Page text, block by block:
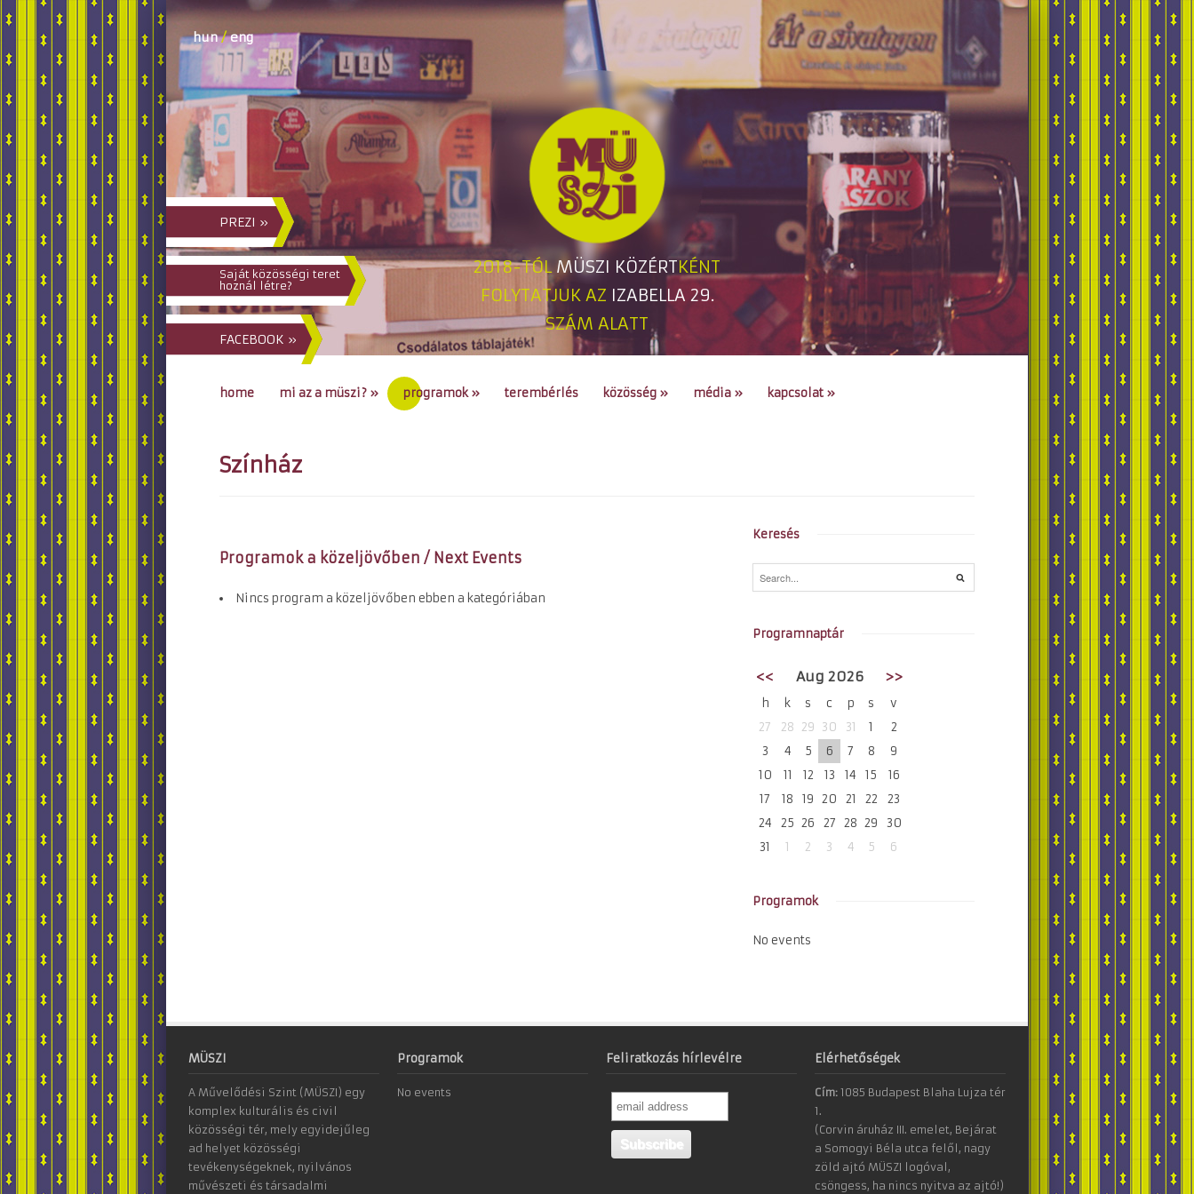
2018-TÓL MÜSZI KÖZÉRTKÉNT
FOLYTATJUK AZ IZABELLA 29.
SZÁM ALATT
hun/eng
PREZI »
Saját közösségi teret
hoznál létre?
FACEBOOK »
home mi az a müszi? » programok» terembérlés közösség » média » kapcsolat »
Színház
Programok a közeljövőben / Next Events
Nincs program a közeljövőben ebben a kategóriában
Keresés
Programnaptár
<< Aug 2026 >>
h k s c p s
v
27
28 29 30 31 1
2
3
4 5 6 7 8
9
10
11 12 13 14 15
16
17
18 19 20 21 22
23
24
25 26 27 28 29
30
31
1 2 3 4 5 6
Programok
No events
MÜSZI
A Művelődési Szint (MÜSZI) egy
komplex kulturális és civil
közösségi tér, mely egyidejűleg
ad helyet közösségi
tevékenységeknek, nyilvános
művészeti és társadalmi
Programok
No events
Feliratkozás hírlevélre Elérhetőségek
Cím: 1085 Budapest Blaha Lujza tér
1.
(Corvin áruház III. emelet, Bejárat
a Somogyi Béla utca felől, nagy
zöld ajtó MÜSZI logóval,
csöngess, ha nincs nyitva az ajtó!)